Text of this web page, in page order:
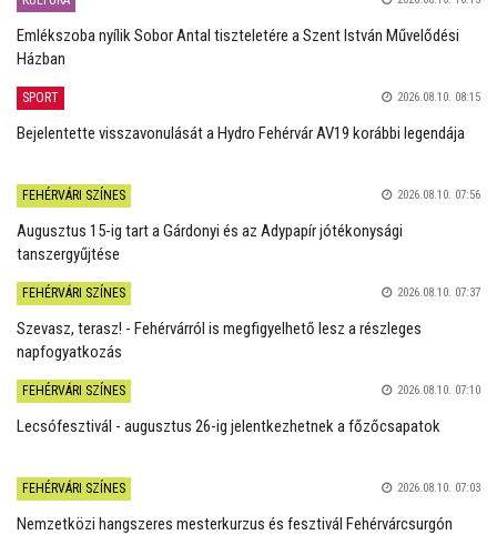
Emlékszoba nyílik Sobor Antal tiszteletére a Szent István Művelődési
Házban
SPORT 2026.08.10. 08:15
Bejelentette visszavonulását a Hydro Fehérvár AV19 korábbi legendája
FEHÉRVÁRI SZÍNES 2026.08.10. 07:56
Augusztus 15-ig tart a Gárdonyi és az Adypapír jótékonysági
tanszergyűjtése
FEHÉRVÁRI SZÍNES 2026.08.10. 07:37
Szevasz, terasz! - Fehérvárról is megfigyelhető lesz a részleges
napfogyatkozás
FEHÉRVÁRI SZÍNES 2026.08.10. 07:10
Lecsófesztivál - augusztus 26-ig jelentkezhetnek a főzőcsapatok
FEHÉRVÁRI SZÍNES 2026.08.10. 07:03
Nemzetközi hangszeres mesterkurzus és fesztivál Fehérvárcsurgón